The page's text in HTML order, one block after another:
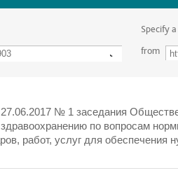
Specify
from
№ 1 заседания
по вопросам
работ, услуг для обеспечения